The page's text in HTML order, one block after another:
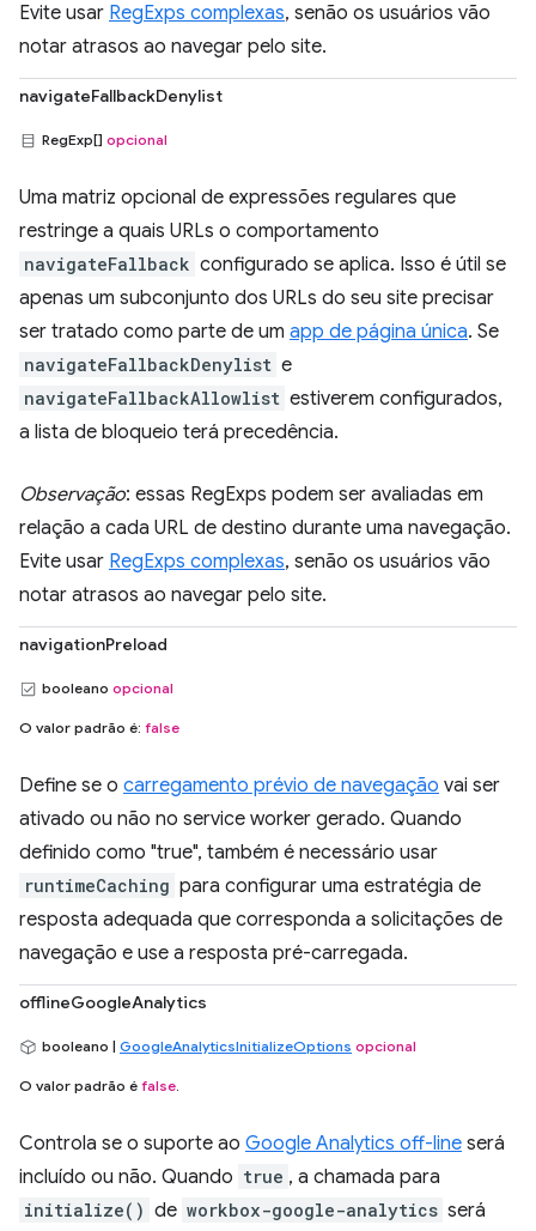
Evite usar RegExps complexas, senão os usuários vão
notar atrasos ao navegar pelo site.
navigateFallbackDenylist
RegExp[] opcional
Uma matriz opcional de expressões regulares que
restringe a quais URLs o comportamento
navigateFallback configurado se aplica. Isso é útil se
apenas um subconjunto dos URLs do seu site precisar
ser tratado como parte de um app de página única. Se
navigateFallbackDenylist e
navigateFallbackAllowlist estiverem configurados,
a lista de bloqueio terá precedência.
Observação: essas RegExps podem ser avaliadas em
relação a cada URL de destino durante uma navegação.
Evite usar RegExps complexas, senão os usuários vão
notar atrasos ao navegar pelo site.
navigationPreload
booleano opcional
O valor padrão é: false
Define se o carregamento prévio de navegação vai ser
ativado ou não no service worker gerado. Quando
definido como "true", também é necessário usar
runtimeCaching para configurar uma estratégia de
resposta adequada que corresponda a solicitações de
navegação e use a resposta pré-carregada.
offlineGoogleAnalytics
booleano | GoogleAnalyticsInitializeOptions opcional
O valor padrão é false.
Controla se o suporte ao Google Analytics off-line será
incluído ou não. Quando true , a chamada para
initialize() de workbox-google-analytics será